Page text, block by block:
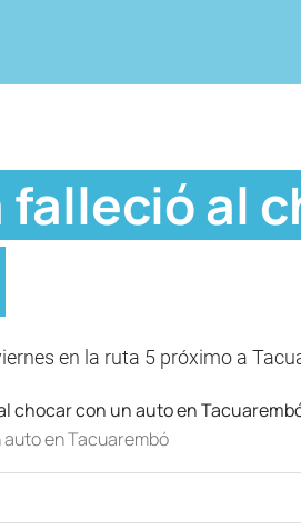
al
en la ruta 5 próximo a
en Tacuarembó